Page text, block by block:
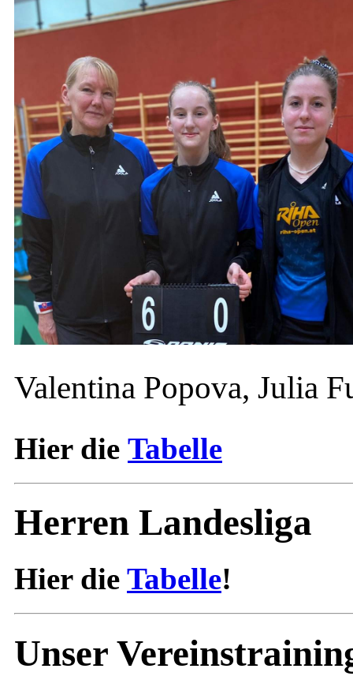
Valentina Popova, Julia
Hier die Tabelle
Herren Landesliga
Hier die Tabelle!
Unser